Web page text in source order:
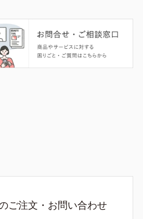
ご注文・お問い合わせ